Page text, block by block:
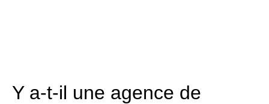
Y a-t-il une agence de